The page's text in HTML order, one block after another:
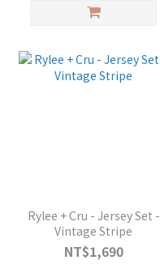
Rylee + Cru - Jersey Set -
Vintage Stripe
NT$1,690